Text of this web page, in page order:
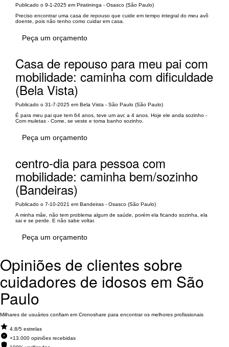
Publicado o 9-1-2025 em Piratininga - Osasco (São Paulo)
Preciso encontrar uma casa de repouso que cuide em tempo integral do meu avô
doente, pois não tenho como cuidar em casa.
Peça um orçamento
Casa de repouso para meu pai com
mobilidade: caminha com dificuldade
(Bela Vista)
Publicado o 31-7-2025 em Bela Vista - São Paulo (São Paulo)
É para meu pai que tem 64 anos, teve um avc a 4 anos. Hoje ele anda sozinho -
Com muletas - Come, se veste e toma banho sozinho.
Peça um orçamento
centro-dia para pessoa com
mobilidade: caminha bem/sozinho
(Bandeiras)
Publicado o 7-10-2021 em Bandeiras - Osasco (São Paulo)
A minha mãe, não tem problema algum de saúde, porém ela ficando sozinha, ela
sai e se perde. E não sabe voltar.
Peça um orçamento
Opiniões de clientes sobre
cuidadores de idosos em São
Paulo
Milhares de usuários confiam em Cronoshare para encontrar os melhores profissionais
4.8/5 estrelas
+13.000 opiniões recebidas